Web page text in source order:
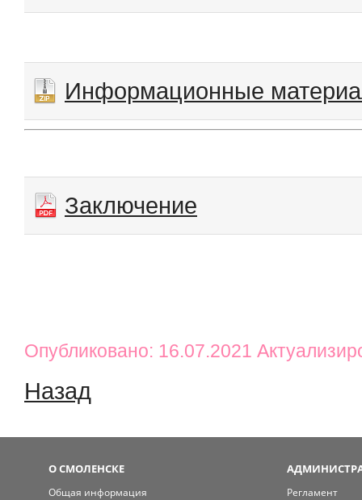
Информационные
Заключение
Опубликовано: 16.07.2021
Назад
О СМОЛЕНСКЕ
Общая информация
Регламент